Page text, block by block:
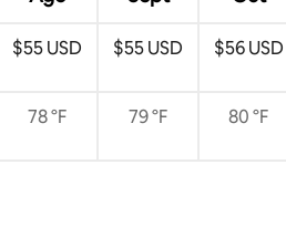
$55 USD $55 USD $56 USD
78 °F 79 °F 80 °F